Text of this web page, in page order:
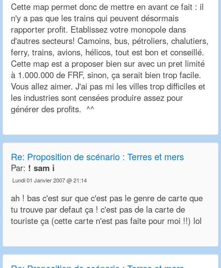
Cette map permet donc de mettre en avant ce fait : il
n'y a pas que les trains qui peuvent désormais
rapporter profit. Etablissez votre monopole dans
d'autres secteurs! Camoins, bus, pétroliers, chalutiers,
ferry, trains, avions, hélicos, tout est bon et conseillé.
Cette map est a proposer bien sur avec un pret limité
à 1.000.000 de FRF, sinon, ça serait bien trop facile.
Vous allez aimer. J'ai pas mi les villes trop difficiles et
les industries sont censées produire assez pour
générer des profits. ^^
Re: Proposition de scénario : Terres et mers
Par: ! sam i
Lundi 01 Janvier 2007 @ 21:14
ah ! bas c'est sur que c'est pas le genre de carte que
tu trouve par defaut ça ! c'est pas de la carte de
touriste ça (cette carte n'est pas faite pour moi !!) lol